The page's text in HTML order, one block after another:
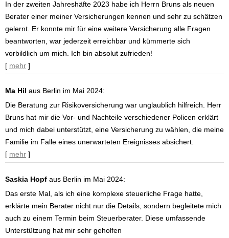
In der zweiten Jahreshäfte 2023 habe ich Herrn Bruns als neuen
Berater einer meiner Versicherungen kennen und sehr zu schätzen
gelernt. Er konnte mir für eine weitere Versicherung alle Fragen
beantworten, war jederzeit erreichbar und kümmerte sich
vorbildlich um mich. Ich bin absolut zufrieden!
[ mehr ]
Ma Hil aus Berlin im Mai 2024:
Die Beratung zur Risikoversicherung war unglaublich hilfreich. Herr
Bruns hat mir die Vor- und Nachteile verschiedener Policen erklärt
und mich dabei unterstützt, eine Versicherung zu wählen, die meine
Familie im Falle eines unerwarteten Ereignisses absichert.
[ mehr ]
Saskia Hopf aus Berlin im Mai 2024:
Das erste Mal, als ich eine komplexe steuerliche Frage hatte,
erklärte mein Berater nicht nur die Details, sondern begleitete mich
auch zu einem Termin beim Steuerberater. Diese umfassende
Unterstützung hat mir sehr geholfen